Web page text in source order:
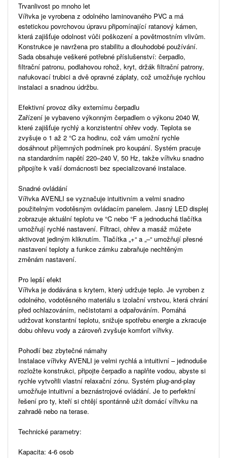
Trvanlivost po mnoho let
Vířivka je vyrobena z odolného laminovaného PVC a má
estetickou povrchovou úpravu připomínající ratanový kámen,
která zajišťuje odolnost vůči poškození a povětrnostním vlivům.
Konstrukce je navržena pro stabilitu a dlouhodobé používání.
Sada obsahuje veškeré potřebné příslušenství: čerpadlo,
filtrační patronu, podlahovou rohož, kryt, držák filtrační patrony,
nafukovací trubici a dvě opravné záplaty, což umožňuje rychlou
instalaci a snadnou údržbu.
Efektivní provoz díky externímu čerpadlu
Zařízení je vybaveno výkonným čerpadlem o výkonu 2040 W,
které zajišťuje rychlý a konzistentní ohřev vody. Teplota se
zvyšuje o 1 až 2 °C za hodinu, což vám umožní rychle
dosáhnout příjemných podmínek pro koupání. Systém pracuje
na standardním napětí 220–240 V, 50 Hz, takže vířivku snadno
připojíte k vaší domácnosti bez specializované instalace.
Snadné ovládání
Vířivka AVENLI se vyznačuje intuitivním a velmi snadno
použitelným vodotěsným ovládacím panelem. Jasný LED displej
zobrazuje aktuální teplotu ve °C nebo °F a jednoduchá tlačítka
umožňují rychlé nastavení. Filtraci, ohřev a masáž můžete
aktivovat jediným kliknutím. Tlačítka „+“ a „–“ umožňují přesné
nastavení teploty a funkce zámku zabraňuje nechtěným
změnám nastavení.
Pro lepší efekt
Vířivka je dodávána s krytem, ​​který udržuje teplo. Je vyroben z
odolného, ​​vodotěsného materiálu s izolační vrstvou, která chrání
před ochlazováním, nečistotami a odpařováním. Pomáhá
udržovat konstantní teplotu, snižuje spotřebu energie a zkracuje
dobu ohřevu vody a zároveň zvyšuje komfort vířivky.
Pohodlí bez zbytečné námahy
Instalace vířivky AVENLI je velmi rychlá a intuitivní – jednoduše
rozložte konstrukci, připojte čerpadlo a naplňte vodou, abyste si
rychle vytvořili vlastní relaxační zónu. Systém plug-and-play
umožňuje intuitivní a beznástrojové ovládání. Je to perfektní
řešení pro ty, kteří si chtějí spontánně užít domácí vířivku na
zahradě nebo na terase.
Technické parametry:
Kapacita: 4-6 osob